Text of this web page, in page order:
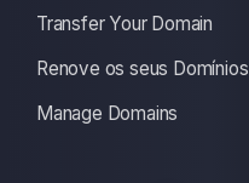
Transfer Your Domain
Renove os seus Domínios
Manage Domains